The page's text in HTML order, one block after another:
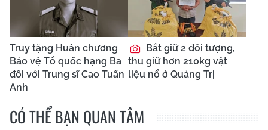
Truy tặng Huân chương
Bảo vệ Tổ quốc hạng Ba
đối với Trung sĩ Cao Tuấn
Anh
Bắt giữ 2 đối tượng,
thu giữ hơn 210kg vật
liệu nổ ở Quảng Trị
CÓ THỂ BẠN QUAN TÂM